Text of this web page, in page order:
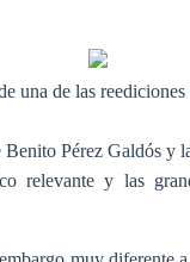
una de las reediciones
Pérez Galdós y
relevante y las